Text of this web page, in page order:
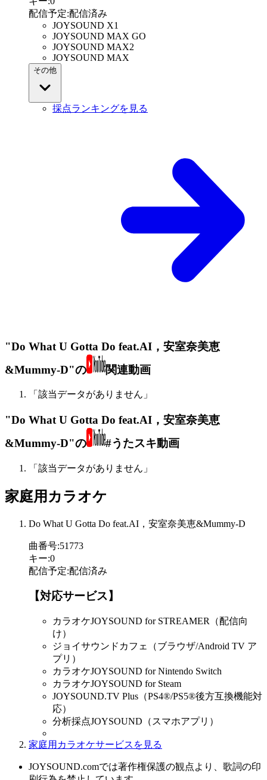
配信予定:配信済み
JOYSOUND X1
JOYSOUND MAX GO
JOYSOUND MAX2
JOYSOUND MAX
その他
採点ランキングを見る
"Do What U Gotta Do feat.AI，安室奈美恵
&Mummy-D"の
関連動画
「該当データがありません」
"Do What U Gotta Do feat.AI，安室奈美恵
&Mummy-D"の
#うたスキ動画
「該当データがありません」
家庭用カラオケ
Do What U Gotta Do feat.AI，安室奈美恵&Mummy-D
曲番号:51773
キー:0
配信予定:配信済み
【対応サービス】
カラオケJOYSOUND for STREAMER（配信向
け）
ジョイサウンドカフェ（ブラウザ/Android TV ア
プリ）
カラオケJOYSOUND for Nintendo Switch
カラオケJOYSOUND for Steam
JOYSOUND.TV Plus（PS4®/PS5®後方互換機能対
応）
分析採点JOYSOUND（スマホアプリ）
家庭用カラオケサービスを見る
JOYSOUND.comでは著作権保護の観点より、歌詞の印